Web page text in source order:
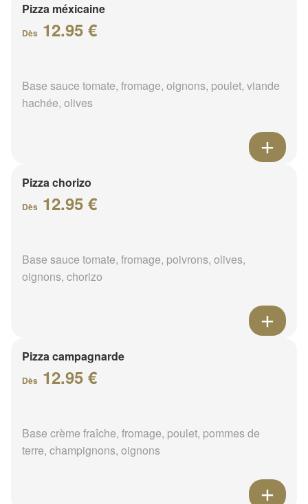
Pizza méxicaine
Dès 12.95 €
Base sauce tomate, fromage, oignons, poulet, viande
hachée, olives
Pizza chorizo
Dès 12.95 €
Base sauce tomate, fromage, poivrons, olives,
oignons, chorizo
Pizza campagnarde
Dès 12.95 €
Base crème fraîche, fromage, poulet, pommes de
terre, champignons, oignons